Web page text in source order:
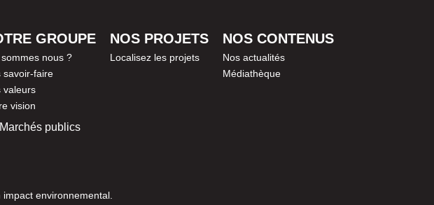
GROUPE
nous ?
savoir-faire
valeurs
vision
Marchés publics
NOS PROJETS
Localisez les projets
NOS CONTENUS
Nos actualités
Médiathèque
environnemental.